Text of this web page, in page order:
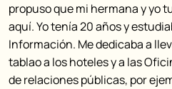
propuso que mi hermana y yo
aquí. Yo tenía 20 años y
Información. Me dedicaba a
tablao a los hoteles y a las
de relaciones públicas, por